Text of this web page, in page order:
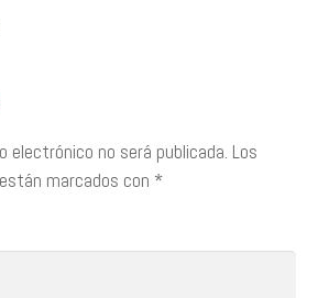
electrónico no será publicada. Los
marcados con *